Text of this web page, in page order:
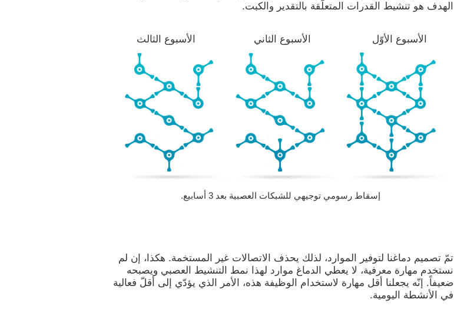
الهدف هو تنشيط القدرات المتعلّقة بالتقدير والكبت.
الأسبوع الأوّل الأسبوع الثاني الأسبوع الثالث
إسقاط رسومي توجيهي للشبكات العصبية بعد 3 أسابيع.
تمّ تصميم دماغنا لتوفير الموارد، لذلك يحذف الاتصالات غير المستخمة. هكذا، إن لم
نستخدم مهارة معرفية، لا يعطي الدماغ موارد لهذا نمط التنشيط العصبي ويصبحه
ضعيفاً. إنّه يجعلنا أقل مهارة لاستخدام الوظيفة هذه، الأمر الذي يؤدّي إلى أقلّ فعالية
في الأنشطة اليومية.